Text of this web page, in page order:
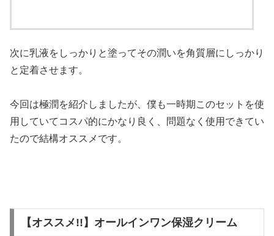
次に乳液をしっかりと塗ってその潤いを角質層にしっかり
と定着させます。
今回は極潤を紹介しましたが、僕も一時期このセットを使
用していてコスパ的にかなり良く、問題なく使用できてい
たので結構オススメです。
【オススメ!!】オールインワン保湿クリーム